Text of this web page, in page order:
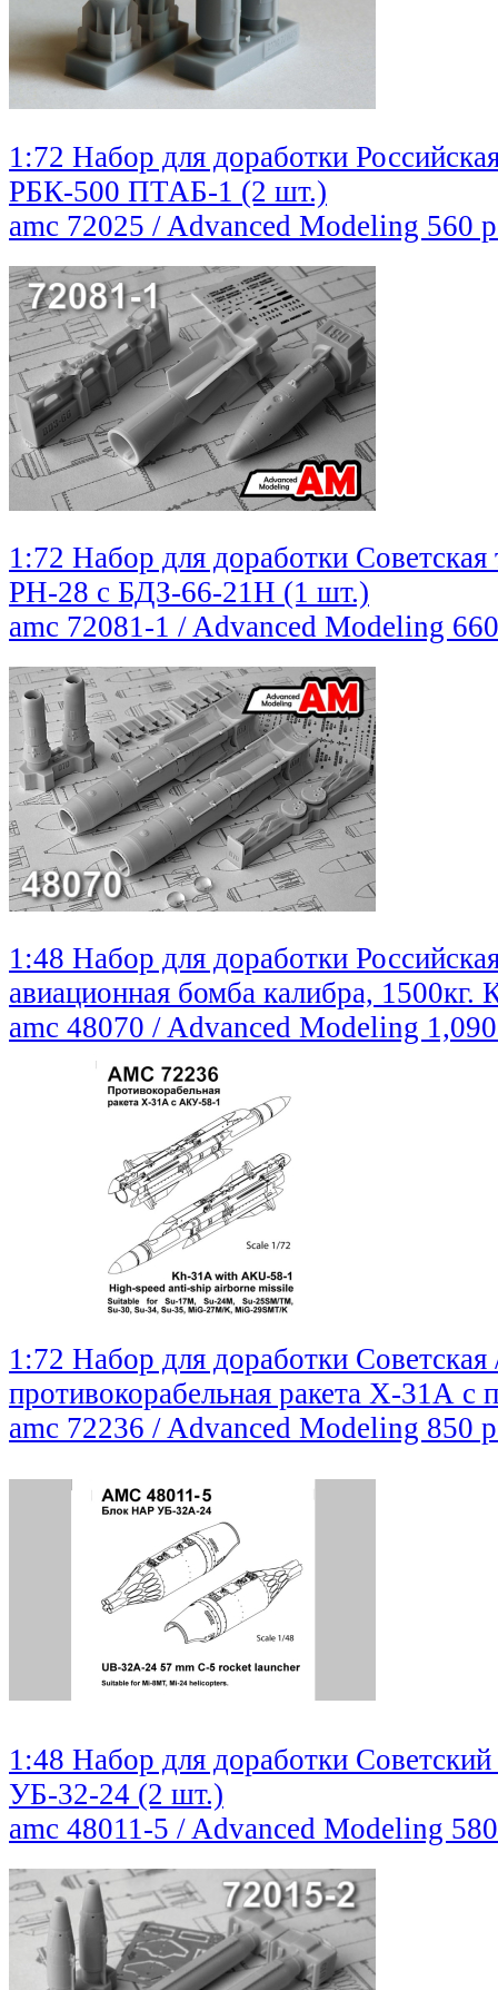
1:72 Набор для доработки
РБК-500 ПТАБ-1 (2 шт.)
amc 72025 / Advanced Modeling 560
1:72 Набор для доработки Советская
РН-28 с БДЗ-66-21Н (1 шт.)
amc 72081-1 / Advanced Modeling
1:48 Набор для доработки
авиационная бомба калибра,
amc 48070 / Advanced Modeling
1:72 Набор для доработки Советская
противокорабельная ракета Х-31А
amc 72236 / Advanced Modeling 850
1:48 Набор для доработки
УБ-32-24 (2 шт.)
amc 48011-5 / Advanced Modeling